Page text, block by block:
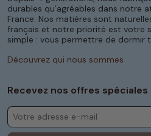
Nosmeilleurs matelas en
disposent de jusqu'à sept
Chaque partie de votre
personnalisé. Cet équilibre
colonne vertébrale. Nos
dorsales s'atténuent.
Selon le confort souhaitez,
entre un accueil ferme ou
durables qu’agréables dans notre
France. Nos matières sont
français et notre priorité est votre
simple : vous permettre de dormir
Découvrez qui nous sommes
Recevez nos offres spéciales